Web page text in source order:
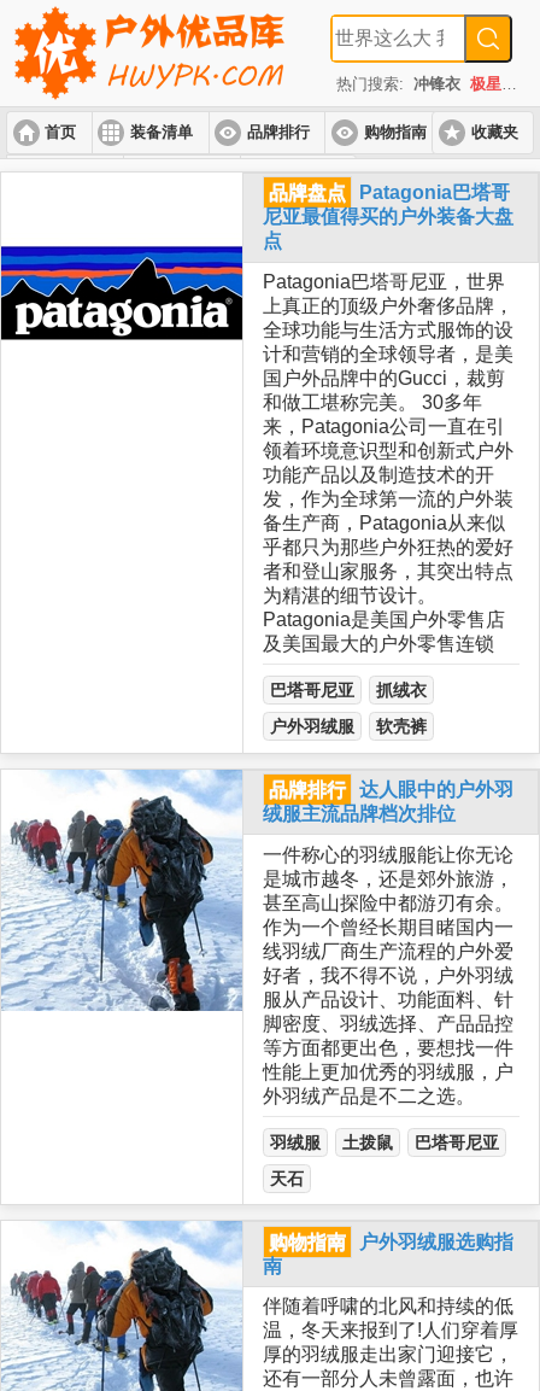
热门搜索: 冲锋衣 极星
首页 装备清单 品牌排行 购物指南
入门套装 进阶套装 高端套装
收藏夹
品牌盘点
Patagonia巴塔哥
尼亚最值得买的户外装备大盘
点
Patagonia巴塔哥尼亚，世界
上真正的顶级户外奢侈品牌，
全球功能与生活方式服饰的设
计和营销的全球领导者，是美
国户外品牌中的Gucci，裁剪
和做工堪称完美。 30多年
来，Patagonia公司一直在引
领着环境意识型和创新式户外
功能产品以及制造技术的开
发，作为全球第一流的户外装
备生产商，Patagonia从来似
乎都只为那些户外狂热的爱好
者和登山家服务，其突出特点
为精湛的细节设计。
Patagonia是美国户外零售店
及美国最大的户外零售连锁
巴塔哥尼亚
抓绒衣
户外羽绒服
软壳裤
品牌排行
达人眼中的户外羽
绒服主流品牌档次排位
一件称心的羽绒服能让你无论
是城市越冬，还是郊外旅游，
甚至高山探险中都游刃有余。
作为一个曾经长期目睹国内一
线羽绒厂商生产流程的户外爱
好者，我不得不说，户外羽绒
服从产品设计、功能面料、针
脚密度、羽绒选择、产品品控
等方面都更出色，要想找一件
性能上更加优秀的羽绒服，户
外羽绒产品是不二之选。
羽绒服 土拨鼠
巴塔哥尼亚
天石
购物指南
户外羽绒服选购指
南
伴随着呼啸的北风和持续的低
温，冬天来报到了!人们穿着厚
厚的羽绒服走出家门迎接它，
还有一部分人未曾露面，也许